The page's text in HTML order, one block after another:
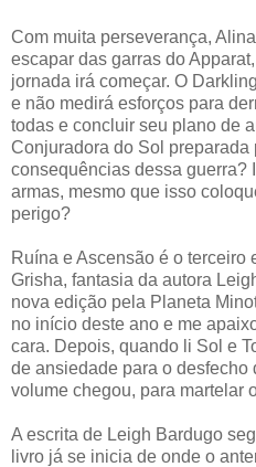
Com muita perseverança,
escapar das garras do
jornada irá começar. O
e não medirá esforços para
todas e concluir seu plano de
Conjuradora do Sol preparada
consequências dessa guerra?
armas, mesmo que isso
perigo?
Ruína e Ascensão é o terceiro
Grisha, fantasia da autora
nova edição pela Planeta
no início deste ano e me
cara. Depois, quando li Sol e
de ansiedade para o desfecho
volume chegou, para martelar
A escrita de Leigh Bardugo
livro já se inicia de onde o